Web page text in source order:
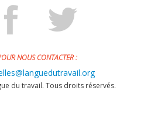
NOUS CONTACTER :
du travail. Tous droits réservés.